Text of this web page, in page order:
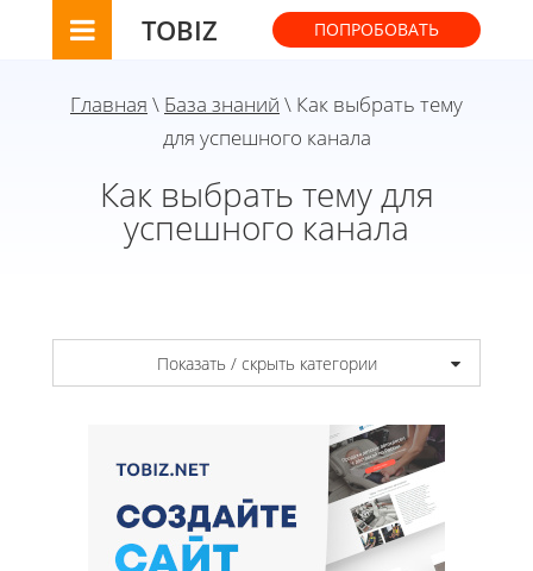
TOBIZ ПОПРОБОВАТЬ
Главная \ База знаний \ Как выбрать тему
для успешного канала
Как выбрать тему для
успешного канала
Показать / скрыть категории